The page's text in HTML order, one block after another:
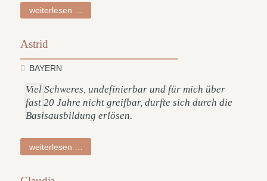
weiterlesen …
Astrid
BAYERN
Viel Schweres, undefinierbar und für mich über
fast 20 Jahre nicht greifbar, durfte sich durch die
Basisausbildung erlösen.
weiterlesen …